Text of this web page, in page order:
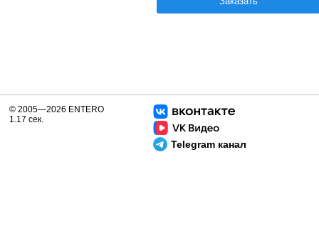
Telegram канал
© 2005—2026 ENTERO
1.17 сек.